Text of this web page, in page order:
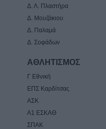
Δ. Λ. Πλαστήρα
Δ. Μουζάκιου
Δ. Παλαμά
Δ. Σοφάδων
ΑΘΛΗΤΙΣΜΟΣ
Γ Εθνική
ΕΠΣ Καρδίτσας
ΑΣΚ
Α1 ΕΣΚΑΘ
ΣΠΑΚ